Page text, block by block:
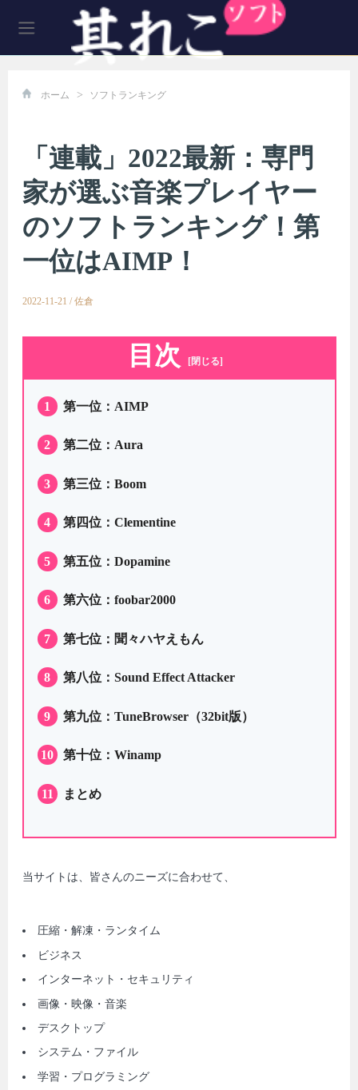
ホーム > ソフトランキング
「連載」2022最新：専門
家が選ぶ音楽プレイヤー
のソフトランキング！第
一位はAIMP！
2022-11-21 / 佐倉
目次 [閉じる]
1 第一位：AIMP
2 第二位：Aura
3 第三位：Boom
4 第四位：Clementine
5 第五位：Dopamine
6 第六位：foobar2000
7 第七位：聞々ハヤえもん
8 第八位：Sound Effect Attacker
9 第九位：TuneBrowser（32bit版）
10 第十位：Winamp
11 まとめ
当サイトは、皆さんのニーズに合わせて、
圧縮・解凍・ランタイム
ビジネス
インターネット・セキュリティ
画像・映像・音楽
デスクトップ
システム・ファイル
学習・プログラミング